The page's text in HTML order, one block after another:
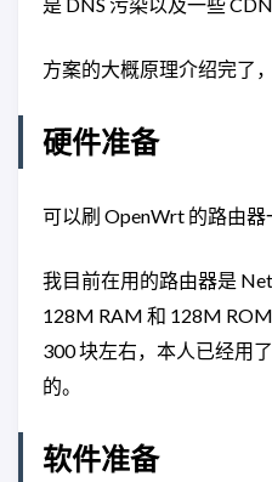
方案的大概原理介绍完了
硬件准备
可以刷 OpenWrt 的路由器
我目前在用的路由器是
128M RAM 和 128M
300 块左右，本人已经用
的。
软件准备